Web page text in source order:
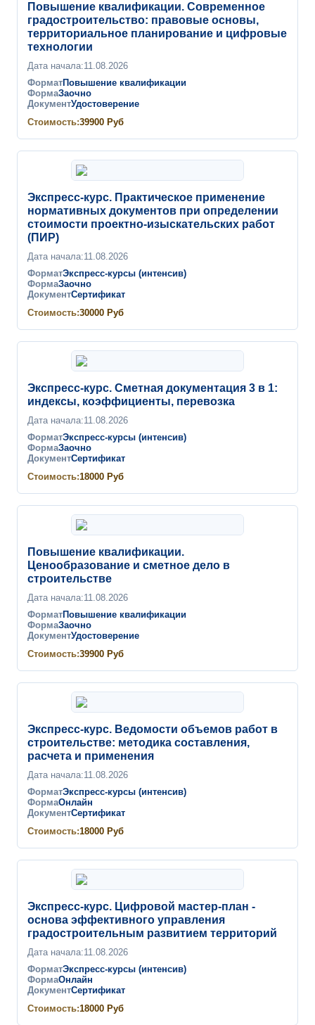
Повышение квалификации. Современное
градостроительство: правовые основы,
территориальное планирование и цифровые
технологии
Дата начала:11.08.2026
ФорматПовышение квалификации
ФормаЗаочно
ДокументУдостоверение
Стоимость:39900 Руб
Экспресс-курс. Практическое применение
нормативных документов при определении
стоимости проектно-изыскательских работ
(ПИР)
Дата начала:11.08.2026
ФорматЭкспресс-курсы (интенсив)
ФормаЗаочно
ДокументСертификат
Стоимость:30000 Руб
Экспресс-курс. Сметная документация 3 в 1:
индексы, коэффициенты, перевозка
Дата начала:11.08.2026
ФорматЭкспресс-курсы (интенсив)
ФормаЗаочно
ДокументСертификат
Стоимость:18000 Руб
Повышение квалификации.
Ценообразование и сметное дело в
строительстве
Дата начала:11.08.2026
ФорматПовышение квалификации
ФормаЗаочно
ДокументУдостоверение
Стоимость:39900 Руб
Экспресс-курс. Ведомости объемов работ в
строительстве: методика составления,
расчета и применения
Дата начала:11.08.2026
ФорматЭкспресс-курсы (интенсив)
ФормаОнлайн
ДокументСертификат
Стоимость:18000 Руб
Экспресс-курс. Цифровой мастер-план -
основа эффективного управления
градостроительным развитием территорий
Дата начала:11.08.2026
ФорматЭкспресс-курсы (интенсив)
ФормаОнлайн
ДокументСертификат
Стоимость:18000 Руб